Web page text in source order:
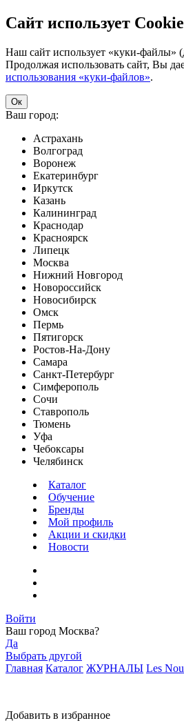
Сайт использует
Наш сайт использует «куки-файлы»
Продолжая использовать сайт, Вы
использования «куки-файлов».
Ок
Ваш город:
Астрахань
Волгоград
Воронеж
Екатеринбург
Иркутск
Казань
Калининград
Краснодар
Красноярск
Липецк
Москва
Нижний Новгород
Новороссийск
Новосибирск
Омск
Пермь
Пятигорск
Ростов-На-Дону
Самара
Санкт-Петербург
Симферополь
Сочи
Ставрополь
Тюмень
Уфа
Чебоксары
Челябинск
Каталог
Обучение
Бренды
Мой профиль
Акции и скидки
Новости
Войти
Ваш город Москва?
Да
Выбрать другой
Главная Каталог ЖУРНАЛЫ Les
Добавить в избранное